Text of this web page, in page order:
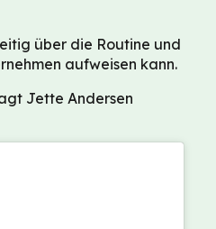
über die Routine und
aufweisen kann.
Jette Andersen